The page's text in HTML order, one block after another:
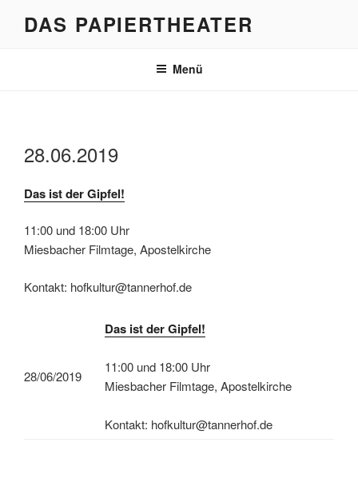
DAS PAPIERTHEATER
Menü
28.06.2019
Das ist der Gipfel!
11:00 und 18:00 Uhr
Miesbacher Filmtage, Apostelkirche
Kontakt: hofkultur@tannerhof.de
28/06/2019
Das ist der Gipfel!
11:00 und 18:00 Uhr
Miesbacher Filmtage, Apostelkirche
Kontakt: hofkultur@tannerhof.de